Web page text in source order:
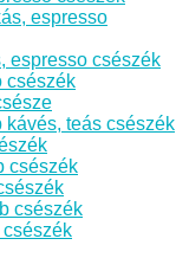
espresso
espresso csészék
csészék
kávés, teás csészék
csészék
csészék